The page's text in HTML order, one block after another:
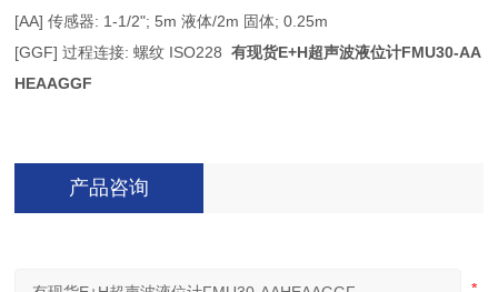
[AA] 传感器: 1-1/2"; 5m 液体/2m 固体; 0.25m
[GGF] 过程连接: 螺纹 ISO228有现货E+H超声波液位计FMU30-AA
HEAAGGF
产品咨询